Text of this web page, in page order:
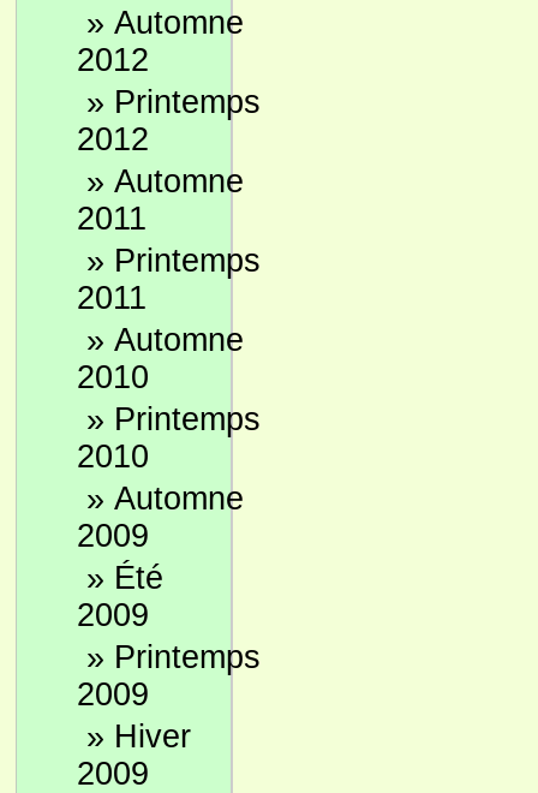
» Automne
2012
» Printemps
2012
» Automne
2011
» Printemps
2011
» Automne
2010
» Printemps
2010
» Automne
2009
» Été
2009
» Printemps
2009
» Hiver
2009